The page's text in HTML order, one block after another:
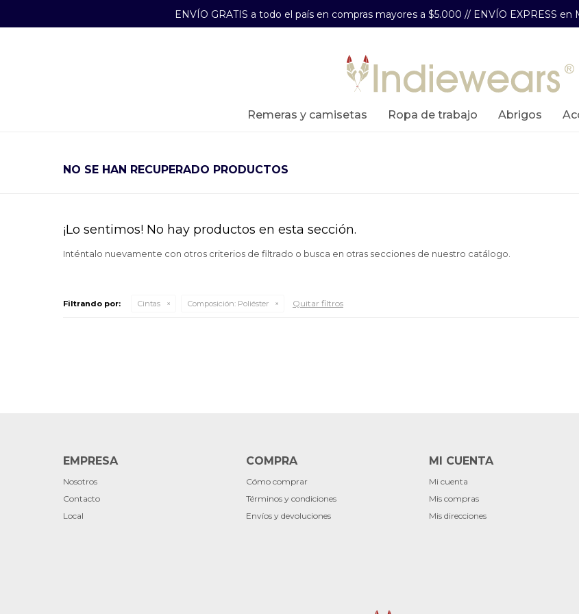
ENVÍO GRATIS a todo el país en compras mayores a $5.000 // ENVÍO EXPRESS en
remeras y camisetas ropa de trabajo abrigos
NO SE HAN RECUPERADO PRODUCTOS
¡Lo sentimos! No hay productos en esta sección.
Inténtalo nuevamente con otros criterios de filtrado o busca en otras secciones de nuestro catálogo.
Filtrando por: Cintas Composición: Poliéster Quitar filtros
EMPRESA
Nosotros
Contacto
Local
COMPRA
Cómo comprar
Términos y condiciones
Envíos y devoluciones
MI CUENTA
Mi cuenta
Mis compras
Mis direcciones